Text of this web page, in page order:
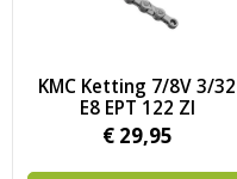
KMC Ketting 7/8V 3/32
E8 EPT 122 ZI
€ 29,95